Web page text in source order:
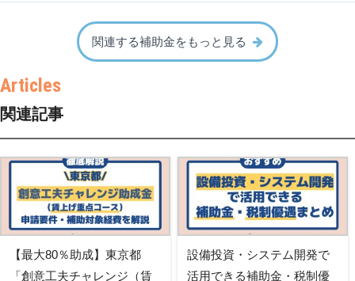
関連する補助金をもっと見る
関連記事
【最大80％助成】東京都
「創意工夫チャレンジ（賃
設備投資・システム開発で
活用できる補助金・税制優